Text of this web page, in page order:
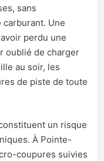
sans
Une
perdu une
oublié de charger
au soir, les
de piste de toute
un risque
À Pointe-
coupures suivies